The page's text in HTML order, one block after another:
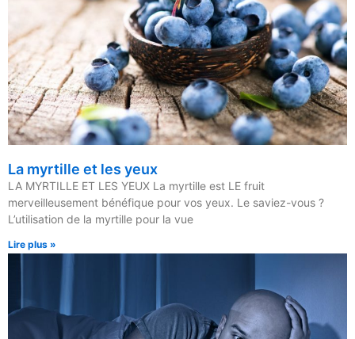
La myrtille et les yeux
LA MYRTILLE ET LES YEUX La myrtille est LE fruit
merveilleusement bénéfique pour vos yeux. Le saviez-vous ?
L’utilisation de la myrtille pour la vue
Lire plus »